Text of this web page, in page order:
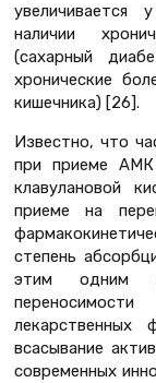
увеличивается
наличии
(сахарный
хронические
кишечника) [26].
Известно, что
при приеме АМК
клавулановой
приеме на
степень
этим одним
лекарственных
всасывание
современных